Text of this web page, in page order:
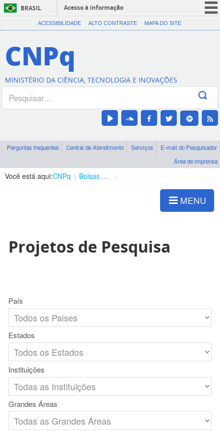
BRASIL
Acesso à informação
CORONAVÍRUS (COVID-19)
Canais
ACESSIBILIDADE ALTO CONTRASTE MAPA DO SITE
CNPq
MINISTÉRIO DA CIÊNCIA, TECNOLOGIA E INOVAÇÕES
Perguntas frequentes Central de Atendimento Serviços
E-mail do Pesquisador
Área de imprensa
Você está aqui:CNPq Bolsas e Auxílios Vigentes
MENU
Projetos de Pesquisa
País
Estados
Instituições
Grandes Áreas